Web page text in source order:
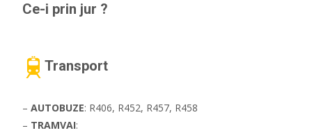
Ce-i prin jur ?
Transport
– AUTOBUZE: R406, R452, R457, R458
– TRAMVAI: